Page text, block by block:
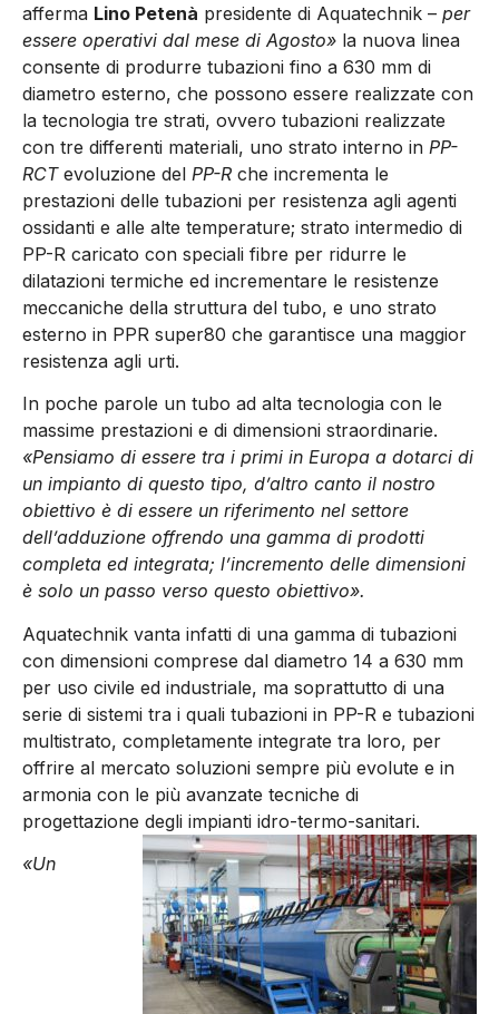
afferma Lino Petenà presidente di Aquatechnik – per
essere operativi dal mese di Agosto» la nuova linea
consente di produrre tubazioni fino a 630 mm di
diametro esterno, che possono essere realizzate con
la tecnologia tre strati, ovvero tubazioni realizzate
con tre differenti materiali, uno strato interno in PP-
RCTevoluzione del PP-R che incrementa le
prestazioni delle tubazioni per resistenza agli agenti
ossidanti e alle alte temperature; strato intermedio di
PP-R caricato con speciali fibre per ridurre le
dilatazioni termiche ed incrementare le resistenze
meccaniche della struttura del tubo, e uno strato
esterno in PPR super80 che garantisce una maggior
resistenza agli urti.
In poche parole un tubo ad alta tecnologia con le
massime prestazioni e di dimensioni straordinarie.
«Pensiamo di essere tra i primi in Europa a dotarci di
un impianto di questo tipo, d’altro canto il nostro
obiettivo è di essere un riferimento nel settore
dell’adduzione offrendo una gamma di prodotti
completa ed integrata; l’incremento delle dimensioni
è solo un passo verso questo obiettivo».
Aquatechnik vanta infatti di una gamma di tubazioni
con dimensioni comprese dal diametro 14 a 630 mm
per uso civile ed industriale, ma soprattutto di una
serie di sistemi tra i quali tubazioni in PP-R e tubazioni
multistrato, completamente integrate tra loro, per
offrire al mercato soluzioni sempre più evolute e in
armonia con le più avanzate tecniche di
progettazione degli impianti idro-termo-sanitari.
«Un